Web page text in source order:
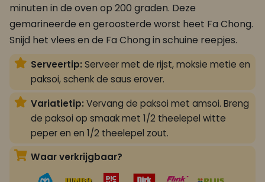
minuten in de oven op 200 graden. Deze
gemarineerde en geroosterde worst heet Fa Chong.
Snijd het vlees en de Fa Chong in schuine reepjes.
Serveertip: Serveer met de rijst, moksie metie en
paksoi, schenk de saus erover.
Variatietip: Vervang de paksoi met amsoi. Breng
de paksoi op smaak met 1/2 theelepel witte
peper en en 1/2 theelepel zout.
Waar verkrijgbaar?